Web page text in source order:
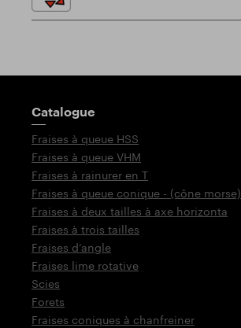
Poteau indicateur
Catalogue
Fraises à queue HSS
Fraises à queue VHM
Fraises à rainurer en T
Fraises à queue conique - (cône morse)
Fraises à deux tailles à axe horizonta
Fraises à trois tailles
Fraises d‘angle
Fraises lime rotative
Scies
Forets
Fraises coniques à chanfreiner